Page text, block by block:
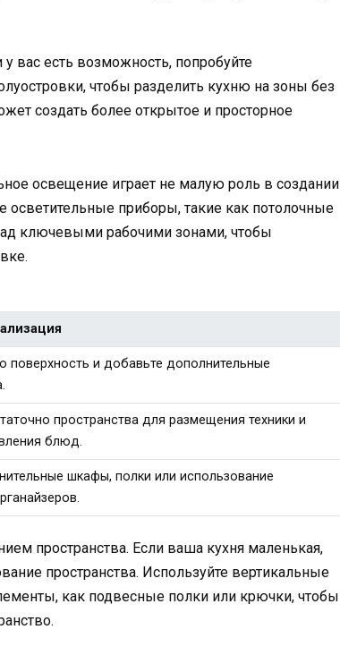
вас есть возможность, попробуйте
чтобы разделить кухню на зоны без
создать более открытое и просторное
освещение играет не малую роль в создании
осветительные приборы, такие как потолочные
ключевыми рабочими зонами, чтобы
поверхность и добавьте дополнительные
пространства для размещения техники и
блюд.
шкафы, полки или использование
пространства. Если ваша кухня маленькая,
пространства. Используйте вертикальные
как подвесные полки или крючки, чтобы